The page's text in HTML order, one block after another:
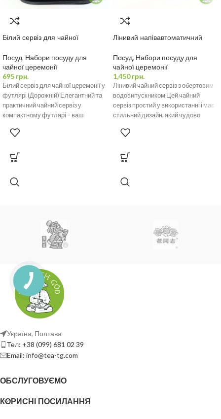
Білий сервіз для чайної
Посуд, Набори посуду для
чайної церемонії
695 грн.
Білий сервіз для чайної церемонії у
футлярі (Дорожній) Елегантний та
практичний чайний сервіз у
компактному футлярі – ваш
Лінивий напівавтоматичний
Посуд, Набори посуду для
чайної церемонії
1,450грн.
Лінивий чайний сервіз з обертовим
водовипускником Цей чайний
сервіз простий у використанні і має
стильний дизайн, який чудово
Україна, Полтава
Тел: +38 (099) 681 02 39
Email: info@tea-tg.com
ОБСЛУГОВУЄМО
КОРИСНІ ПОСИЛАННЯ